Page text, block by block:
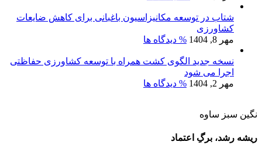
شتاب در توسعه مکانیزاسیون باغبانی برای کاهش ضایعات
کشاورزی
مهر 8, 1404
% دیدگاه ها
نسخه جدید الگوی کشت همراه با توسعه کشاورزی حفاظتی
اجرا می شود
مهر 2, 1404
% دیدگاه ها
نگین سبز ساوه
ریشه رشد، برگِ اعتماد